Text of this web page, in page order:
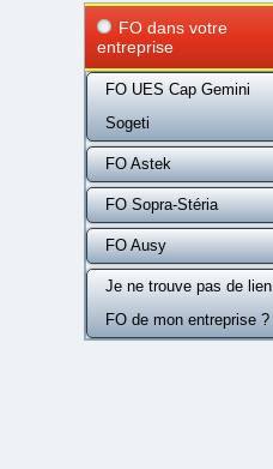
FO dans votre
entreprise
FO UES Cap Gemini
Sogeti
FO Astek
FO Sopra-Stéria
FO Ausy
Je ne trouve pas de lien
FO de mon entreprise ?